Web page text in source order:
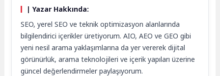
| Yazar Hakkında:
SEO, yerel SEO ve teknik optimizasyon alanlarında
bilgilendirici içerikler üretiyorum. AIO, AEO ve GEO gibi
yeni nesil arama yaklaşımlarına da yer vererek dijital
görünürlük, arama teknolojileri ve içerik yapıları üzerine
güncel değerlendirmeler paylaşıyorum.